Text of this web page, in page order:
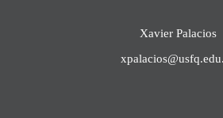
Xavier Palacios